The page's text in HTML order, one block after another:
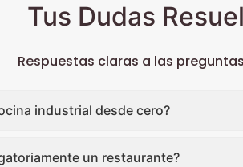
Tus Dudas
Respuestas claras a las
industrial desde cero?
un restaurante?